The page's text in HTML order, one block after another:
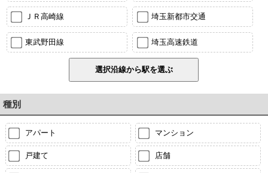
ＪＲ高崎線 埼玉新都市交通
東武野田線 埼玉高速鉄道
種別
アパート マンション
戸建て 店舗